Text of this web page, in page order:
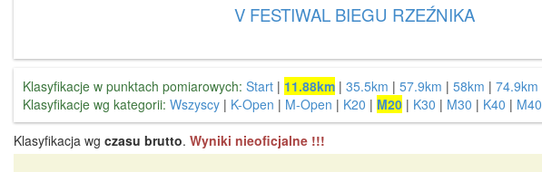
V FESTIWAL BIEGU RZEŹNIKA
Klasyfikacje w punktach pomiarowych: Start | 11.88km | 35.5km | 57.9km | 58km | 74.9km
Klasyfikacje wg kategorii: Wszyscy | K-Open | M-Open | K20 | M20 | K30 | M30 | K40 | M40
Klasyfikacja wg czasu brutto. Wyniki nieoficjalne !!!